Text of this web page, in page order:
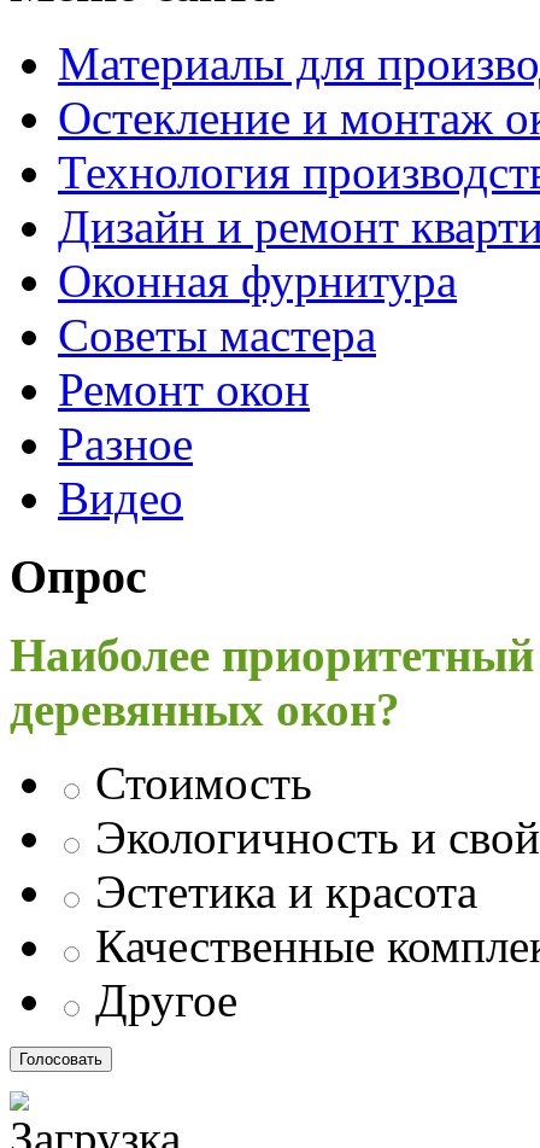
Материалы для
Остекление и монтаж
Технология
Дизайн и ремонт
Оконная фурнитура
Советы мастера
Ремонт окон
Разное
Видео
Опрос
Наиболее
деревянных окон?
Стоимость
Экологичность и
Эстетика и красота
Качественные
Другое